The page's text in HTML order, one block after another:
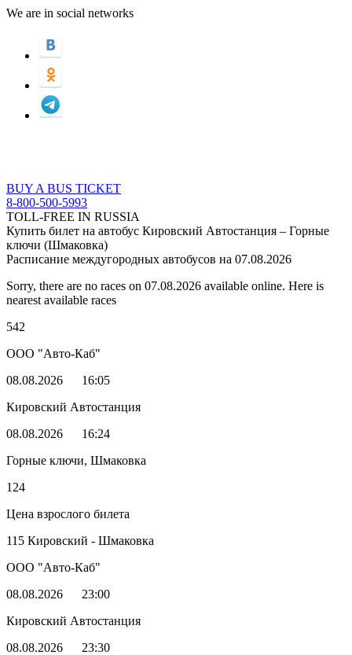
We are in social networks
BUY A BUS TICKET
8-800-500-5993
TOLL-FREE IN RUSSIA
Купить билет на автобус Кировский Автостанция – Горные
ключи (Шмаковка)
Расписание междугородных автобусов на 07.08.2026
Sorry, there are no races on 07.08.2026 available online. Here is
nearest available races
542
ООО "Авто-Каб"
08.08.2026
16:05
Кировский Автостанция
08.08.2026
16:24
Горные ключи, Шмаковка
124
Цена взрослого билета
115 Кировский - Шмаковка
ООО "Авто-Каб"
08.08.2026
23:00
Кировский Автостанция
08.08.2026
23:30